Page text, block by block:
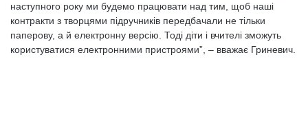
наступного року ми будемо працювати над тим, щоб наші
контракти з творцями підручників передбачали не тільки
паперову, а й електронну версію. Тоді діти і вчителі зможуть
користуватися електронними пристроями”, – вважає Гриневич.